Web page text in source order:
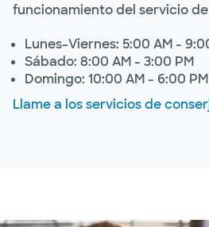
funcionamiento del servicio
Lunes-Viernes: 5:00 AM -
Sábado: 8:00 AM - 3:00 PM
Domingo: 10:00 AM - 6:00 PM
Llame a los servicios de